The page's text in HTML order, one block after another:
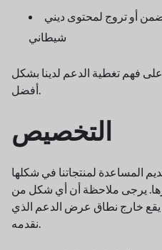
أو تروج لمحتوى ديني
شيطاني
فهم تغطية الدعم لدينا بشكل
أفضل.
التخصيص
المساعدة لمنتجاتنا في شكلها
يرجى ملاحظة أن أي شكل من
يقع خارج نطاق عرض الدعم الذي
نقدمه.